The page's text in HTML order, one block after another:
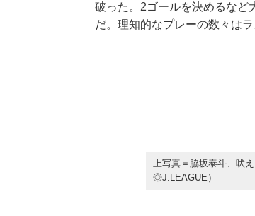
破った。2ゴールを決めるなど
だ。理知的なプレーの数々は
上写真＝脇坂泰斗、吠
◎J.LEAGUE）